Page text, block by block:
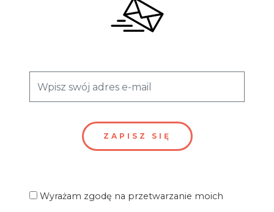
Wyrażam zgodę na przetwarzanie moich